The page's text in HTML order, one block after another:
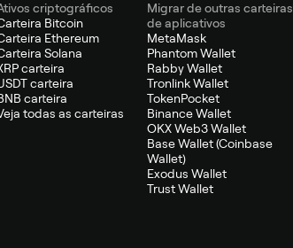
criptográficos
Bitcoin
Ethereum
Solana
carteira
carteira
carteira
todas as carteiras
Migrar de outras carteiras
de aplicativos
MetaMask
Phantom Wallet
Rabby Wallet
Tronlink Wallet
TokenPocket
Binance Wallet
OKX Web3 Wallet
Base Wallet (Coinbase
Wallet)
Exodus Wallet
Trust Wallet